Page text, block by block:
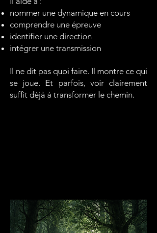
nommer une dynamique en cours
comprendre une épreuve
identifier une direction
intégrer une transmission
Il ne dit pas quoi faire. Il montre ce qui
se joue. Et parfois, voir clairement
suffit déjà à transformer le chemin.